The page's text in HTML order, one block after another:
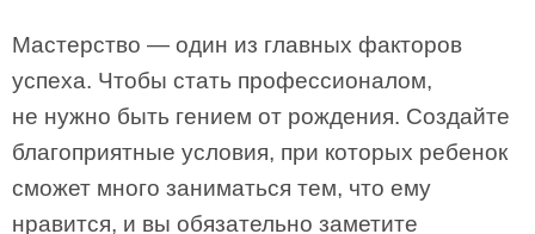
Мастерство — один из главных факторов
успеха. Чтобы стать профессионалом,
не нужно быть гением от рождения. Создайте
благоприятные условия, при которых ребенок
сможет много заниматься тем, что ему
нравится, и вы обязательно заметите